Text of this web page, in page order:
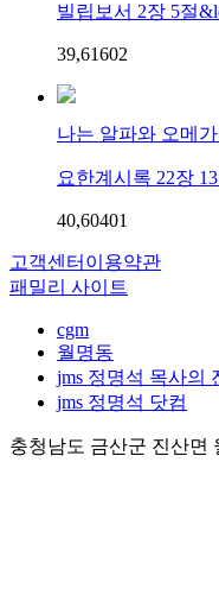
빌립보서 2장 5절
39,61602
나는 알파와 오메
요한계시록 22장
40,60401
고객센터 이용약관
패밀리 사이트
cgm
월명동
jms 정명석 목사의
jms 정명석 닷컴
충청남도 금산군 진산면